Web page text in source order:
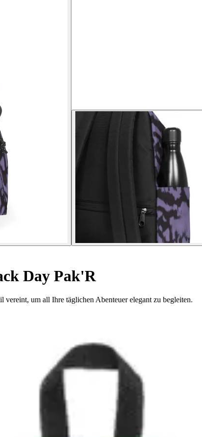
Day Pak'R
um all Ihre täglichen Abenteuer elegant zu begleiten.